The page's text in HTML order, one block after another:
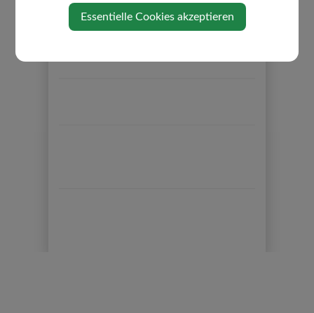
⇐ zurückEssentielle Cookies akzeptieren